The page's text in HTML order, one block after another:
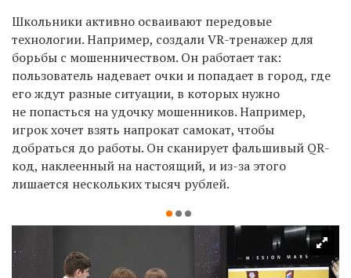
Школьники активно осваивают передовые
технологии. Например, создали VR-тренажер для
борьбы с мошенничеством. Он работает так:
пользователь надевает очки и попадает в город, где
его ждут разные ситуации, в которых нужно
не попасться на удочку мошенников. Например,
игрок хочет взять напрокат самокат, чтобы
добраться до работы. Он сканирует фальшивый QR-
код, наклеенный на настоящий, и из-за этого
лишается нескольких тысяч рублей.